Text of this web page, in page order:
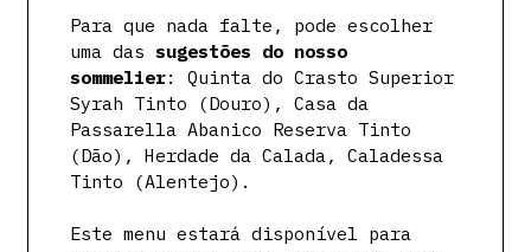
Para que nada falte, pode escolher
uma das sugestões do nosso
sommelier: Quinta do Crasto Superior
Syrah Tinto (Douro), Casa da
Passarella Abanico Reserva Tinto
(Dão), Herdade da Calada, Caladessa
Tinto (Alentejo).
Este menu estará disponível para